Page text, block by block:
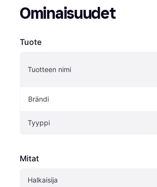
Ominaisuudet
Tuote
Tuotteen nimi
Brändi
Tyyppi
Mitat
Halkaisija